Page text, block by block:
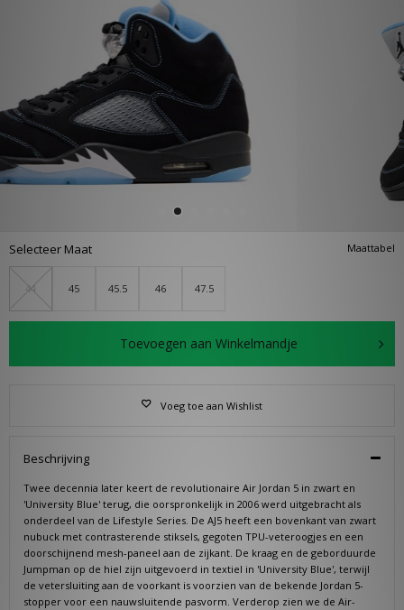
Maattabel
Selecteer Maat
44 45 45.5 46 47.5
Toevoegen aan Winkelmandje
Voeg toe aan Wishlist
Beschrijving
Twee decennia later keert de revolutionaire Air Jordan 5 in zwart en
'University Blue' terug, die oorspronkelijk in 2006 werd uitgebracht als
onderdeel van de Lifestyle Series. De AJ5 heeft een bovenkant van zwart
nubuck met contrasterende stiksels, gegoten TPU-veteroogjes en een
doorschijnend mesh-paneel aan de zijkant. De kraag en de geborduurde
Jumpman op de hiel zijn uitgevoerd in textiel in 'University Blue', terwijl
de vetersluiting aan de voorkant is voorzien van de bekende Jordan 5-
stopper voor een nauwsluitende pasvorm. Verderop zien we de Air-